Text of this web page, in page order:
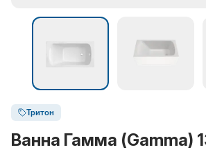
Тритон
Ванна Гамма (Gamma)